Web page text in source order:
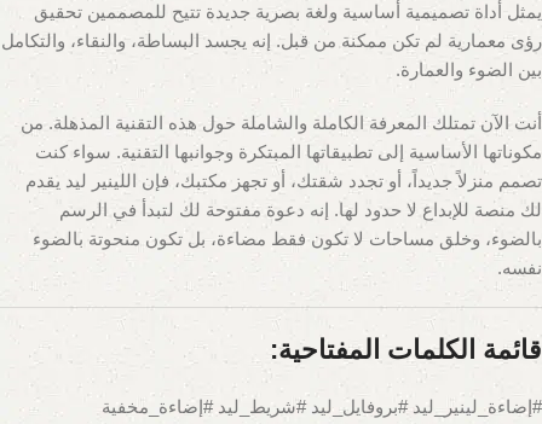
يمثل أداة تصميمية أساسية ولغة بصرية جديدة تتيح للمصممين تحقيق
رؤى معمارية لم تكن ممكنة من قبل. إنه يجسد البساطة، والنقاء، والتكامل
بين الضوء والعمارة.
أنت الآن تمتلك المعرفة الكاملة والشاملة حول هذه التقنية المذهلة. من
مكوناتها الأساسية إلى تطبيقاتها المبتكرة وجوانبها التقنية. سواء كنت
تصمم منزلاً جديداً، أو تجدد شقتك، أو تجهز مكتبك، فإن اللينير ليد يقدم
لك منصة للإبداع لا حدود لها. إنه دعوة مفتوحة لك لتبدأ في الرسم
بالضوء، وخلق مساحات لا تكون فقط مضاءة، بل تكون منحوتة بالضوء
نفسه.
قائمة الكلمات المفتاحية:
#إضاءة_لينير_ليد #بروفايل_ليد #شريط_ليد #إضاءة_مخفية